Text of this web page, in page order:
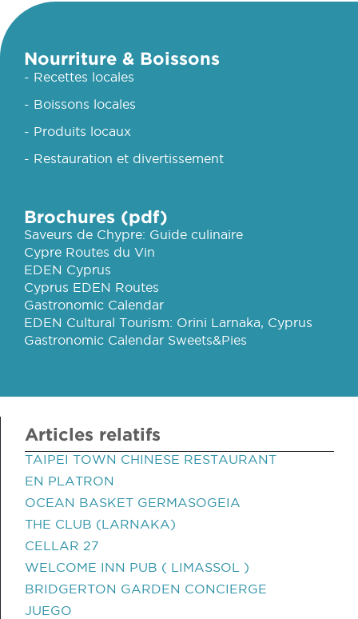
Nourriture & Boissons
- Recettes locales
- Boissons locales
- Produits locaux
- Restauration et divertissement
Brochures (pdf)
Saveurs de Chypre: Guide culinaire
Cypre Routes du Vin
EDEN Cyprus
Cyprus EDEN Routes
Gastronomic Calendar
EDEN Cultural Tourism: Orini Larnaka, Cyprus
Gastronomic Calendar Sweets&Pies
Articles relatifs
TAIPEI TOWN CHINESE RESTAURANT
EN PLATRON
OCEAN BASKET GERMASOGEIA
THE CLUB (LARNAKA)
CELLAR 27
WELCOME INN PUB ( LIMASSOL )
BRIDGERTON GARDEN CONCIERGE
JUEGO